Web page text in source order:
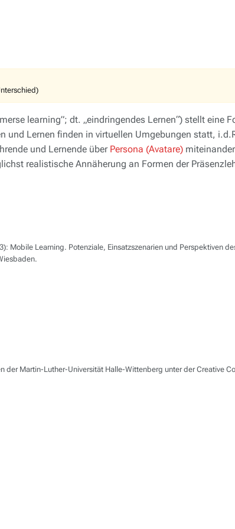
learning”; dt. „eindringendes Lernen“) stellt eine
und Lernen finden in virtuellen Umgebungen statt,
und Lernende über Persona (Avatare)
realistische Annäherung an Formen der
Mobile Learning. Potenziale, Einsatzszenarien und Perspektiven
der Martin-Luther-Universität Halle-Wittenberg unter der Creative